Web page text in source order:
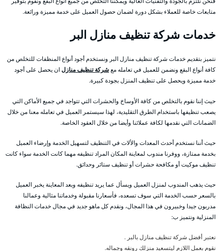
متابعات خاصة للعملاء بشكل دورة لضمان حصول العميل على خدمة مميزة ورائعة.
خدمات شركة تنظيف منازل البر
نتميز بتقديم خدمات شركة تنظيف منازل البر ونستخدم أجود أنواع المنظفات للتخلص من
كافة أنواع البقع ونضمن للعميل في تعامله معشركة تنظيف منازلان يحصل على أجود
خدمة مميزة ويحصل على تنظيف المنزل بجودة كبيرة.
حيث إننا نقوم بالتخلص من كافة الأوساخ والحشرات التي تتواجد في جميع الأماكن التي
يصعب تنظيفها باستخدام الطرق التقليدية، لهذا سيستمر العميل في تعامله معنا من خلال
الضمانات التي نقدمها لكافة عملائنا وأيضا من خلال العقود الخاصة.
حيث أننا نستخدم أحدث المعدات والألات في التنظيف لتسهيل الخدمة وإرضاء العميل
بخدمة ممتازة، ووفرنا مندوب لمعاينة المكان المراد تنظيفه مهما كانت الخدمة سواء كانت
تنظيف موكيت أو مكافحة حشرات أو تنظيف ستائر وحدائق.
حيث يذهب المندوب لمنزل العميل ويسأل عما يريد تنظيفه وبعد المعاينة يخبر العميل
بالسعر حسب الخدمة التي سوف تسعده، فأسعارنا مقبولة وخدماتنا مثالية وعمالنا
مدربون جيدا وخبيرون في هذا المجال، ونقدم كل ماهو جديد في مجال خدمات النظافة
المنزلية ونتميز ب:
نعتبر أفضل شركة تنظيف منازل بالبر .
نقوم بعمل اللازم ليتسعيد منزلك رونقه وجماله.